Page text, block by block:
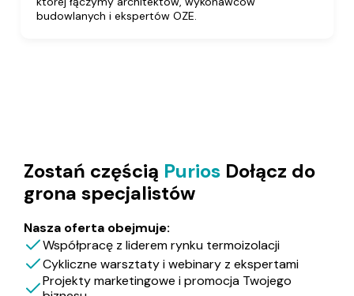
budowlanych i ekspertów OZE.
Zostań częścią Purios Dołącz do
grona specjalistów
Nasza oferta obejmuje:
Współpracę z liderem rynku termoizolacji
Cykliczne warsztaty i webinary z ekspertami
Projekty marketingowe i promocja Twojego